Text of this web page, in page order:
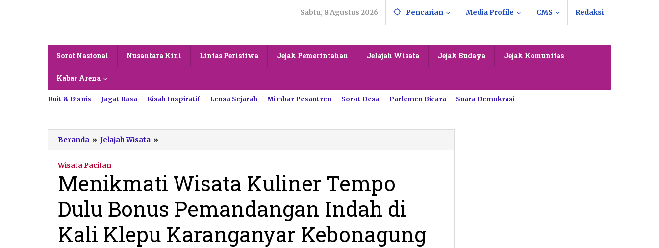
konten
Sabtu, 8 Agustus 2026 Pencarian Media Profile CMS Redaksi
Sorot Nasional Nusantara Kini Lintas Peristiwa Jejak Pemerintahan Jelajah Wisata Jejak Budaya Jejak Komunitas
Kabar Arena
Duit & Bisnis Jagat Rasa Kisah Inspiratif Lensa Sejarah Mimbar Pesantren Sorot Desa Parlemen Bicara Suara Demokrasi
Beranda » Jelajah Wisata »
Wisata
Dulu
Bonus
Pemandangan
Indah
Kali
Klepu
Wisata Pacitan
Menikmati Wisata Kuliner Tempo
Dulu Bonus Pemandangan Indah di
Kali Klepu Karanganyar Kebonagung